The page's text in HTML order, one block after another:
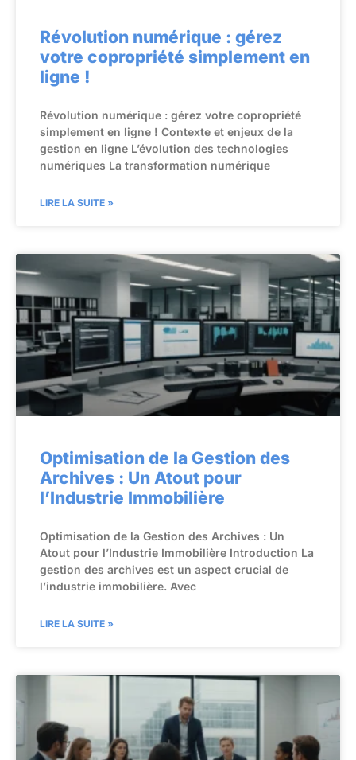
Révolution numérique : gérez
votre copropriété simplement en
ligne !
Révolution numérique : gérez votre copropriété
simplement en ligne ! Contexte et enjeux de la
gestion en ligne L’évolution des technologies
numériques La transformation numérique
LIRE LA SUITE »
Optimisation de la Gestion des
Archives : Un Atout pour
l’Industrie Immobilière
Optimisation de la Gestion des Archives : Un
Atout pour l’Industrie Immobilière Introduction La
gestion des archives est un aspect crucial de
l’industrie immobilière. Avec
LIRE LA SUITE »